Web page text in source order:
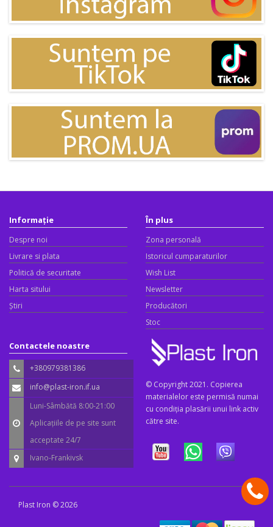
Informație
Despre noi
Livrare si plata
Politică de securitate
Harta sitului
Știri
În plus
Zona personală
Istoricul cumparaturilor
Wish List
Newsletter
Producători
Stoc
Contactele noastre
+380979381386
info@plast-iron.if.ua
Luni-Sâmbătă 8:00-21:00
Aplicațiile de pe site sunt
acceptate 24/7
Ivano-Frankivsk
© Copyright 2021. Copierea
materialelor este permisă numai
cu condiția plasării unui link activ
către site.
Plast Iron © 2026